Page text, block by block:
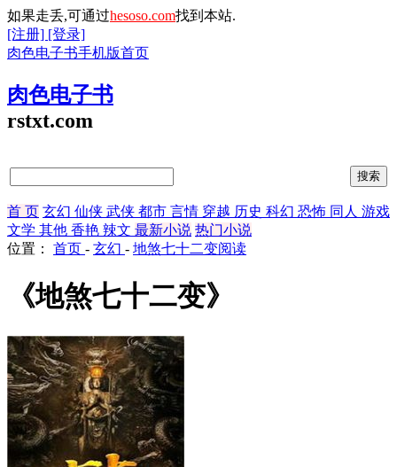
如果走丢,可通过hesoso.com找到本站.
[注册] [登录]
肉色电子书手机版首页
肉色电子书
rstxt.com
首 页 玄幻 仙侠 武侠 都市 言情 穿越 历史 科幻 恐怖 同人 游戏
文学 其他 香艳 辣文 最新小说 热门小说
位置： 首页 - 玄幻 - 地煞七十二变阅读
《地煞七十二变》